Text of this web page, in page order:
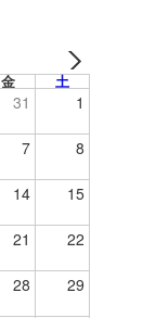
金 土
31 1
7 8
14 15
21 22
28 29